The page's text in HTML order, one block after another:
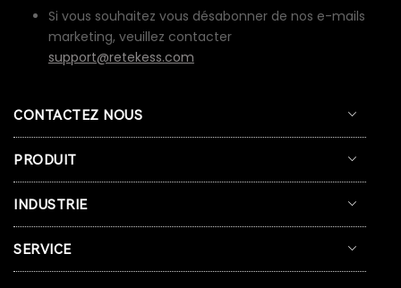
Si vous souhaitez vous désabonner de nos e-mails
marketing, veuillez contacter
support@retekess.com
CONTACTEZ NOUS
PRODUIT
INDUSTRIE
SERVICE